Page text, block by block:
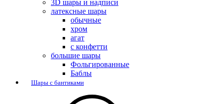
3D шары и надписи
латексные шары
обычные
хром
агат
с конфетти
большие шары
Фольгированные
Баблы
Шары с бантиками